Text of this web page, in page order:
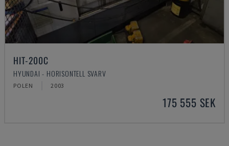
HIT-200C
HYUNDAI - HORISONTELL SVARV
POLEN 2003
175 555 SEK